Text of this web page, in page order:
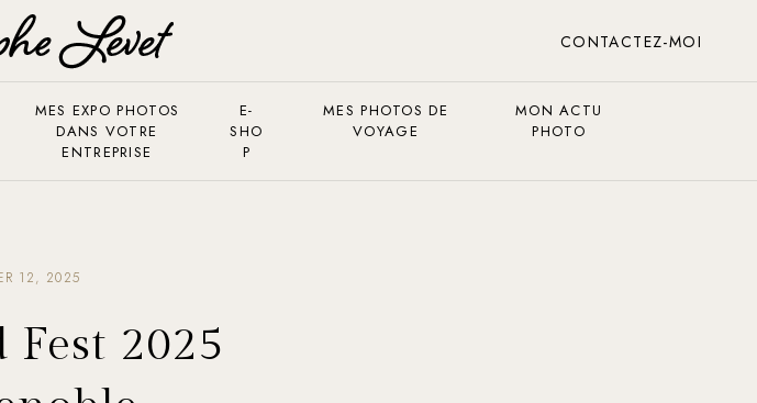
CONTACTEZ-MOI
MES EXPO PHOTOS
DANS VOTRE
ENTREPRISE
E-
SHO
P
MES PHOTOS DE
VOYAGE
MON ACTU
PHOTO
12, 2025
Fest 2025